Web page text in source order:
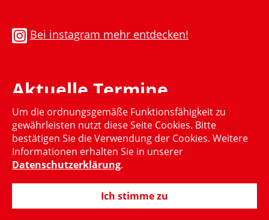
Bei instagram mehr entdecken!
Aktuelle Termine
Momentan gibt es keinen aktuellen Termin
Um die ordnungsgemäße Funktionsfähigkeit zu
gewährleisten nutzt diese Seite Cookies. Bitte
bestätigen Sie die Verwendung der Cookies. Weitere
Informationen erhalten Sie in unserer
Datenschutzerklärung.
Ich stimme zu